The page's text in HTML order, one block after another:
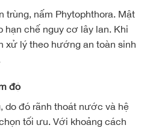
trùng, nấm Phytophthora. Mật
hạn chế nguy cơ lây lan. Khi
xử lý theo hướng an toàn sinh
độ
do đó rãnh thoát nước và hệ
tối ưu. Với khoảng cách